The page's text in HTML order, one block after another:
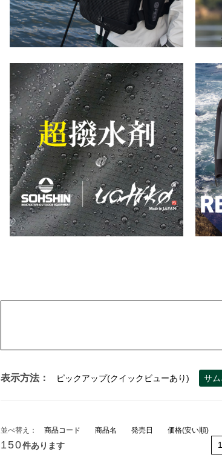
表示方法： ピックアップ(クイックビューあり) サ
並べ替え： 商品コード 商品名 発売日 価格(安い順)
150件あります 1